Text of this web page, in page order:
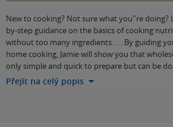
New to cooking? Not sure what you''re doing?
by-step guidance on the basics of cooking
without too many ingredients . . . By guiding
home cooking, Jamie will show you that
only simple and quick to prepare but can be
Přejít na celý popis